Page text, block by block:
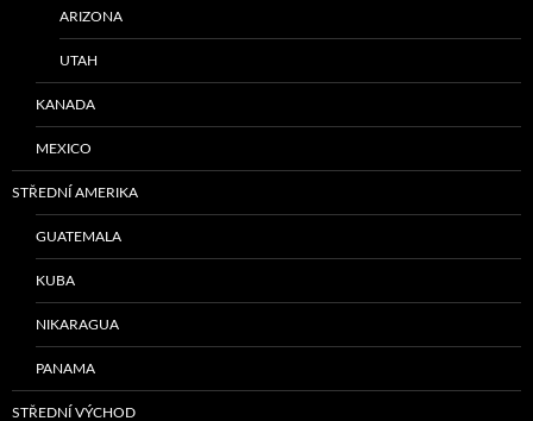
ARIZONA
UTAH
KANADA
MEXICO
STŘEDNÍ AMERIKA
GUATEMALA
KUBA
NIKARAGUA
PANAMA
STŘEDNÍ VÝCHOD